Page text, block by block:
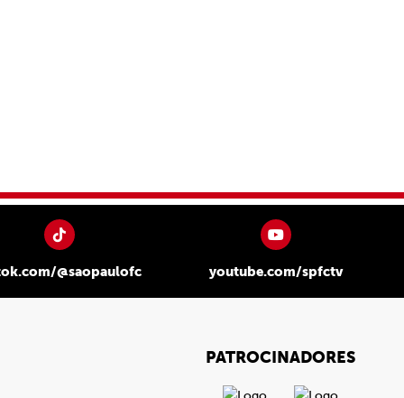
@saopaulofc youtube.com/spfctv
PATROCINADORES